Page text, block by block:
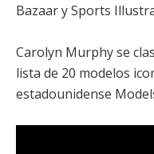
Bazaar y Sports
Carolyn Murphy se
lista de 20 modelos
estadounidense